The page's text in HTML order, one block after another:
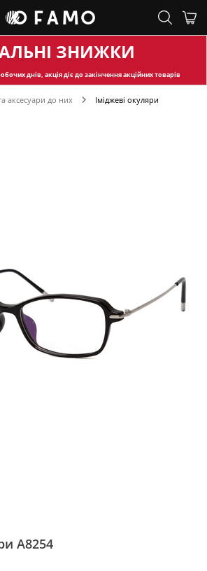
ЗНИЖКИ
днів, акція діє до закінчення акційних товарів
аксесуари до них Іміджеві окуляри
А8254